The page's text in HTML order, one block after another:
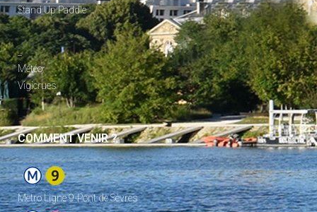
Stand Up Paddle
_
Météo
Vigicrues
COMMENT VENIR ?
Metro Ligne 9-Pont de Sèvres